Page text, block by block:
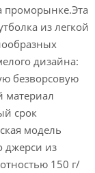
проморынке.Эта
из легкой
дизайна:
безворсовую
материал
срок
модель
джерси из
150 г/